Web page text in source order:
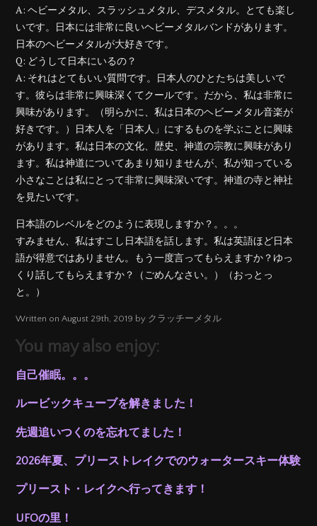
A: ヘビーメタル、スラッシュメタル、デスメタル。とても楽し
いです。日本には非常に良いヘビーメタルバンドがあります。
日本のヘビーメタルが大好きです。
Q: どうして日本にいるの？
A: それはとてもいい質問です。日本人のひとたちは美しいで
す。彼らは非常に興味深くてクールです。だから、私は非常に
興味があります。（明らかに、私は日本のヘビーメタル音楽が
好きです。）日本人を「日本人」にするものを学ぶことに興味
があります。私は日本の文化、歴史、神道の宗教に興味があり
ます。私は神道についてあまり知りませんが、私が知っている
小さなことは私にとって非常に興味深いです。神道の寺と神社
を見たいです。
日本語のレベルをどのように表現しますか？。。。
すみません、私はすこし日本語を話します。私は英語ほど日本
語が得意ではありません。もう一度言ってもらえますか？ゆっ
くり話してもらえますか？（ごめんなさい。）（おっとっ
と。）
Written on August 29th, 2019 by クラッチーメタル
You may also enjoy:
自己催眠。。。
ルービックキューブを解きました！
先週追いつくのを忘れてました！
2026年夏、プリーストレイクでのウォータースキー体験
プリースト・レイクへ行ってきます！
UFOの里！